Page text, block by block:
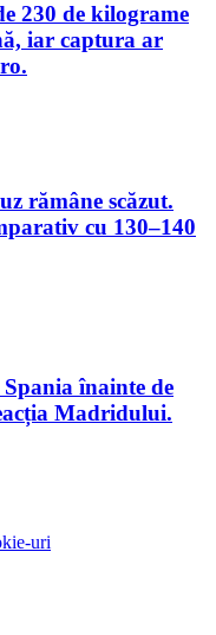
230 de kilograme
iar captura ar
rămâne scăzut.
cu 130–140
înainte de
Madridului.
uri